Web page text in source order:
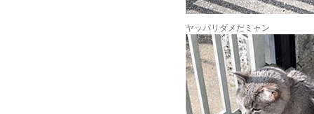
ヤッパリダメだミャン